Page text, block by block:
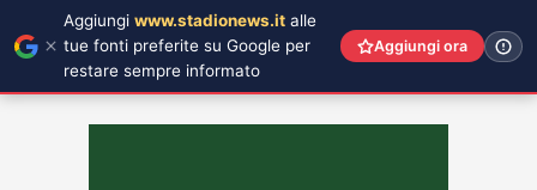
Aggiungi www.stadionews.it alle
tue fonti preferite su Google per
restare sempre informato
Aggiungi ora